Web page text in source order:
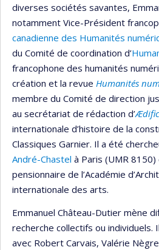
diverses sociétés savantes,
notamment Vice-Président
canadienne des Humanités
du Comité de coordination d’
francophone des humanités
création et la revue Humanités
membre du Comité de direction
au secrétariat de rédaction d’
internationale d’histoire de la
Classiques Garnier. Il a été
André-Chastel à Paris (UMR
pensionnaire de l’Académie
internationale des arts.
Emmanuel Château-Dutier mène
recherche collectifs ou individuels.
avec Robert Carvais, Valérie